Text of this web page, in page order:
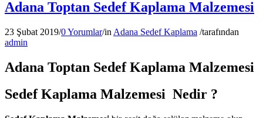
Adana Toptan Sedef Kaplama Malzemesi
23 Şubat 2019/0 Yorumlar/in Adana Sedef Kaplama /tarafından
admin
Adana Toptan Sedef Kaplama Malzemesi
Sedef Kaplama Malzemesi Nedir ?